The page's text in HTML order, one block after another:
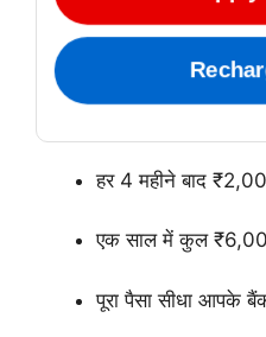
हर 4 महीने बाद
एक साल में कुल
पूरा पैसा सीधा आपके